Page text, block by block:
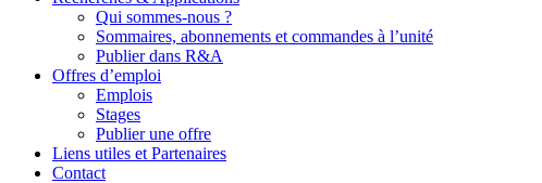
Qui sommes-nous ?
Sommaires, abonnements et commandes à l’unité
Publier dans R&A
Offres d’emploi
Emplois
Stages
Publier une offre
Liens utiles et Partenaires
Contact